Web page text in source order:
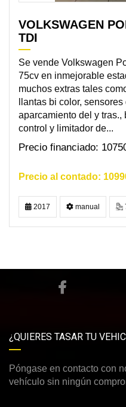
VOLKSWAGEN
TDI
Se vende Volkswagen
75cv en inmejorable
muchos extras tales
llantas bi color, sensores
aparcamiento del y tras.,
control y limitador de...
2017 manual
¿QUIERES TASAR TU
Póngase en contacto con
vehículo sin ningún